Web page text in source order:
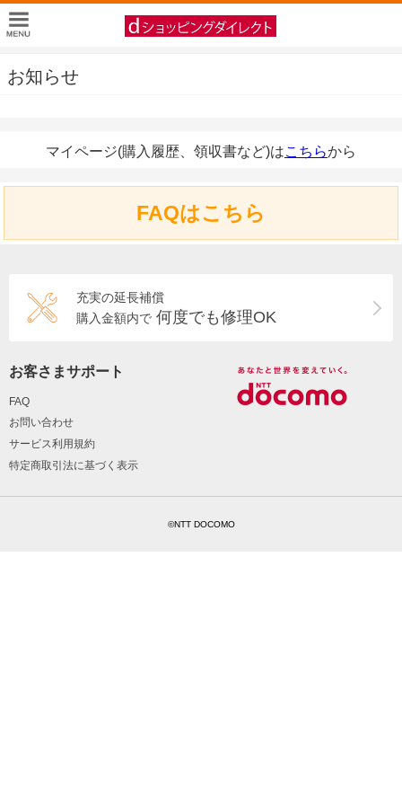
お知らせ
マイページ(購入履歴、領収書など)はこちらから
FAQはこちら
充実の延長補償
購入金額内で 何度でも修理OK
お客さまサポート
FAQ
お問い合わせ
サービス利用規約
特定商取引法に基づく表示
©NTT DOCOMO